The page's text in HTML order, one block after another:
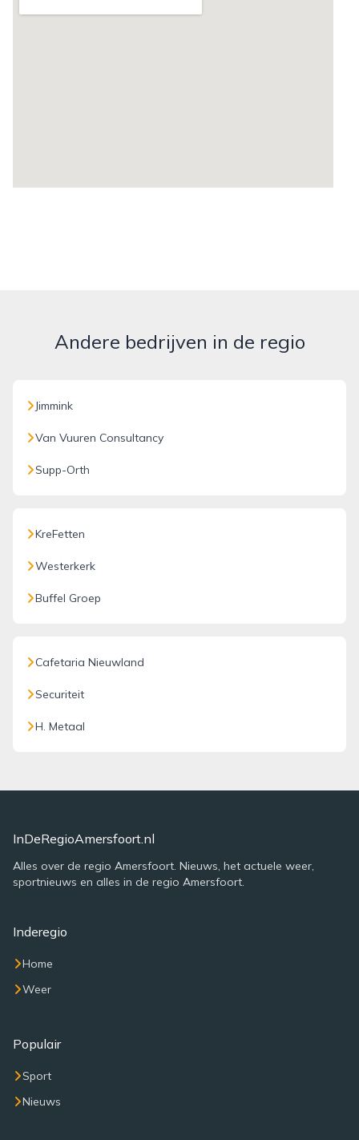
Andere bedrijven in de regio
Jimmink
Van Vuuren Consultancy
Supp-Orth
KreFetten
Westerkerk
Buffel Groep
Cafetaria Nieuwland
Securiteit
H. Metaal
InDeRegioAmersfoort.nl
Alles over de regio Amersfoort. Nieuws, het actuele weer,
sportnieuws en alles in de regio Amersfoort.
Inderegio
Home
Weer
Populair
Sport
Nieuws